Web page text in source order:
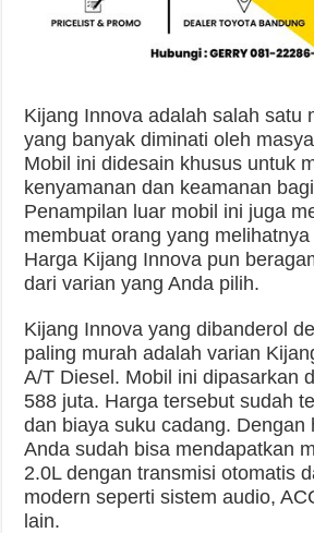
Kijang Innova adalah salah satu
yang banyak diminati oleh
Mobil ini didesain khusus untuk
kenyamanan dan keamanan
Penampilan luar mobil ini juga
membuat orang yang
Harga Kijang Innova pun
dari varian yang Anda pilih.
Kijang Innova yang dibanderol
paling murah adalah varian
A/T Diesel. Mobil ini dipasarkan
588 juta. Harga tersebut sudah
dan biaya suku cadang. Dengan
Anda sudah bisa mendapatkan
2.0L dengan transmisi otomatis
modern seperti sistem audio,
lain.